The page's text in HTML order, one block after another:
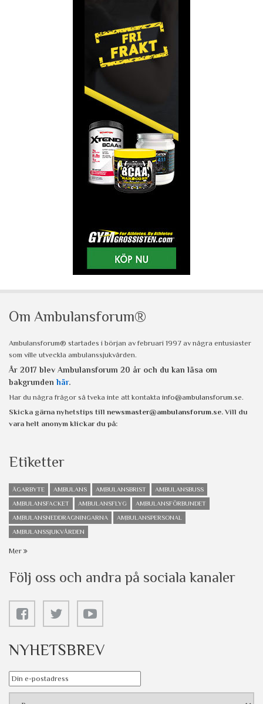
Om Ambulansforum®
Ambulansforum® startades i början av februari 1997 av några entusiaster
som ville utveckla ambulanssjukvården.
År 2017 blev Ambulansforum 20 år och du kan läsa om
bakgrunden här.
Har du några frågor så tveka inte att kontakta info@ambulansforum.se.
Skicka gärna nyhetstips till newsmaster@ambulansforum.se. Vill du
vara helt anonym klickar du på:
Etiketter
ÄGARBYTE AMBULANS AMBULANSBRIST
AMBULANSBUSS
AMBULANSFACKET
AMBULANSFLYG
AMBULANSFÖRBUNDET
AMBULANSNEDDRAGNINGARNA
AMBULANSPERSONAL
AMBULANSSJUKVÅRDEN
Mer
Följ oss och andra på sociala kanaler
NYHETSBREV